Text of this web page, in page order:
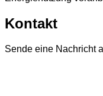
Kontakt
Sende eine Nachricht